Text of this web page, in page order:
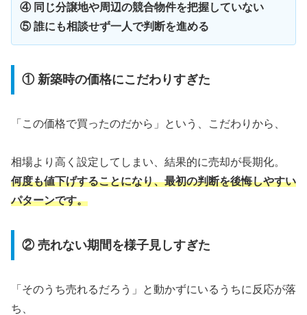
④ 同じ分譲地や周辺の競合物件を把握していない
⑤ 誰にも相談せず一人で判断を進める
① 新築時の価格にこだわりすぎた
「この価格で買ったのだから」という、こだわりから、
相場より高く設定してしまい、結果的に売却が長期化。
何度も値下げすることになり、最初の判断を後悔しやすい
パターンです。
② 売れない期間を様子見しすぎた
「そのうち売れるだろう」と動かずにいるうちに反応が落
ち、